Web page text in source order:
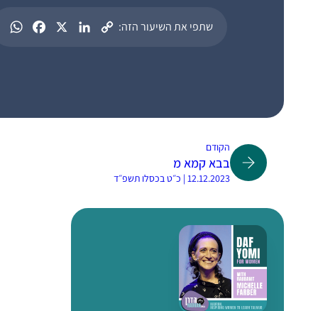
שתפי את השיעור הזה:
הקודם
בבא קמא מ
12.12.2023 | כ״ט בכסלו תשפ״ד